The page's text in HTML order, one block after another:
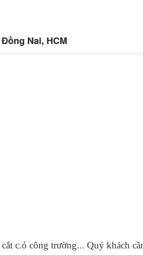
Nai, HCM
c.ỏ công trường... Quý khách